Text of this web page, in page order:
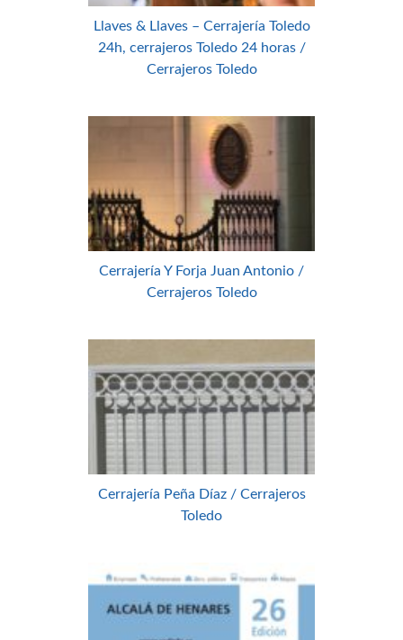
Llaves & Llaves – Cerrajería Toledo
24h, cerrajeros Toledo 24 horas /
Cerrajeros Toledo
Cerrajería Y Forja Juan Antonio /
Cerrajeros Toledo
Cerrajería Peña Díaz / Cerrajeros
Toledo